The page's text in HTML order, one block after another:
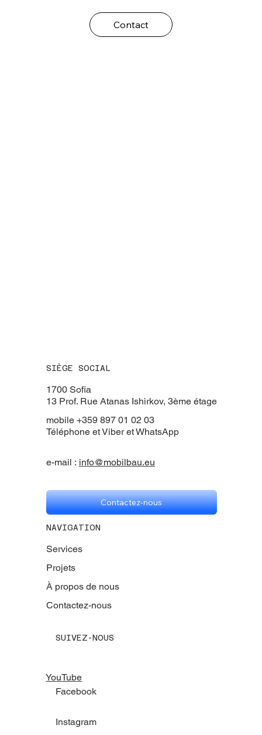
Contact
SIÈGE SOCIAL
​1700 Sofia
13 Prof. Rue Atanas Ishirkov, 3ème étage
mobile +359 897 01 02 03
Téléphone et Viber et WhatsApp
e-mail : info@mobilbau.eu
Contactez-nous
NAVIGATION
Services
Projets
À propos de nous
Contactez-nous
SUIVEZ-NOUS
Facebook
YouTube
Instagram